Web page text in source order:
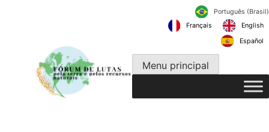
Français
Menu principal